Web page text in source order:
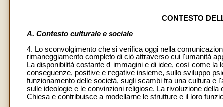
CONTESTO
A. Contesto culturale e sociale
4. Lo sconvolgimento che si verifica oggi nella
rimaneggiamento completo di ciò attraverso cui l'umanità
La disponibilità costante di immagini e di idee, così come
conseguenze, positive e negative insieme, sullo sviluppo
funzionamento delle società, sugli scambi fra una cultura e
sulle ideologie e le convinzioni religiose. La rivoluzione
Chiesa e contribuisce a modellarne le strutture e il loro